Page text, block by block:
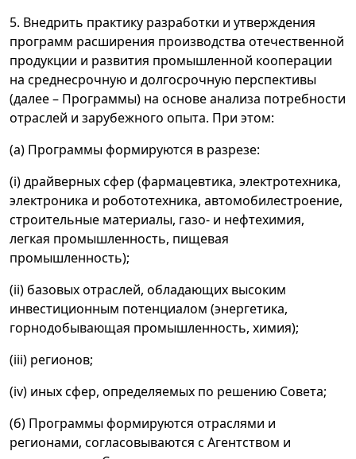
5. Внедрить практику разработки и утверждения
программ расширения производства отечественной
продукции и развития промышленной кооперации
на среднесрочную и долгосрочную перспективы
(далее – Программы) на основе анализа потребности
отраслей и зарубежного опыта. При этом:
(а) Программы формируются в разрезе:
(i) драйверных сфер (фармацевтика, электротехника,
электроника и робототехника, автомобилестроение,
строительные материалы, газо- и нефтехимия,
легкая промышленность, пищевая
промышленность);
(ii) базовых отраслей, обладающих высоким
инвестиционным потенциалом (энергетика,
горнодобывающая промышленность, химия);
(iii) регионов;
(iv) иных сфер, определяемых по решению Совета;
(б) Программы формируются отраслями и
регионами, согласовываются с Агентством и